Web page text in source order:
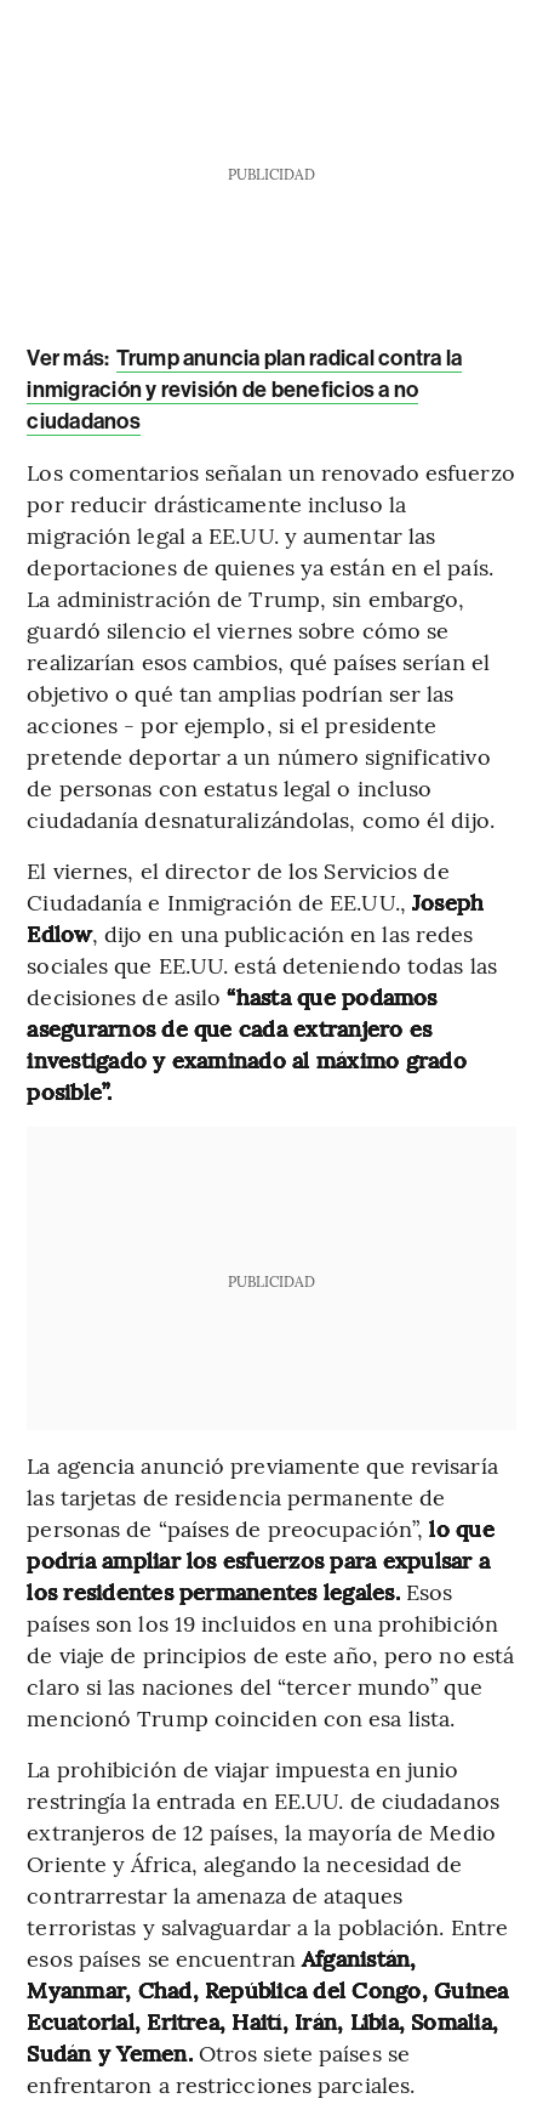
PUBLICIDAD
Ver más: Trump anuncia plan radical contra la
inmigración y revisión de beneficios a no
ciudadanos
Los comentarios señalan un renovado esfuerzo
por reducir drásticamente incluso la
migración legal a EE.UU. y aumentar las
deportaciones de quienes ya están en el país.
La administración de Trump, sin embargo,
guardó silencio el viernes sobre cómo se
realizarían esos cambios, qué países serían el
objetivo o qué tan amplias podrían ser las
acciones - por ejemplo, si el presidente
pretende deportar a un número significativo
de personas con estatus legal o incluso
ciudadanía desnaturalizándolas, como él dijo.
El viernes, el director de los Servicios de
Ciudadanía e Inmigración de EE.UU., Joseph
Edlow, dijo en una publicación en las redes
sociales que EE.UU. está deteniendo todas las
decisiones de asilo“hasta que podamos
asegurarnos de que cada extranjero es
investigado y examinado al máximo grado
posible”.
PUBLICIDAD
La agencia anunció previamente que revisaría
las tarjetas de residencia permanente de
personas de “países de preocupación”, lo que
podría ampliar los esfuerzos para expulsar a
los residentes permanentes legales.Esos
países son los 19 incluidos en una prohibición
de viaje de principios de este año, pero no está
claro si las naciones del “tercer mundo” que
mencionó Trump coinciden con esa lista.
La prohibición de viajar impuesta en junio
restringía la entrada en EE.UU. de ciudadanos
extranjeros de 12 países, la mayoría de Medio
Oriente y África, alegando la necesidad de
contrarrestar la amenaza de ataques
terroristas y salvaguardar a la población. Entre
esos países se encuentranAfganistán,
Myanmar, Chad, República del Congo, Guinea
Ecuatorial, Eritrea, Haití, Irán, Libia, Somalia,
Sudán y Yemen.Otros siete países se
enfrentaron a restricciones parciales.